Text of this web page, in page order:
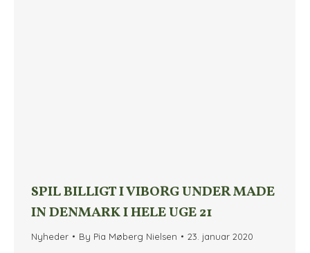
SPIL BILLIGT I VIBORG UNDER MADE
IN DENMARK I HELE UGE 21
Nyheder By Pia Møberg Nielsen 23. januar 2020